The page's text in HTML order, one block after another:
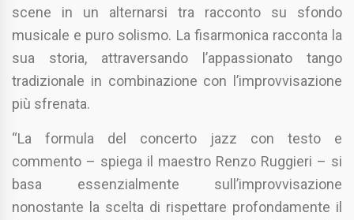
scene in un alternarsi tra racconto su sfondo
musicale e puro solismo. La fisarmonica racconta la
sua storia, attraversando l’appassionato tango
tradizionale in combinazione con l’improvvisazione
più sfrenata.
“La formula del concerto jazz con testo e
commento – spiega il maestro Renzo Ruggieri – si
basa essenzialmente sull’improvvisazione
nonostante la scelta di rispettare profondamente il